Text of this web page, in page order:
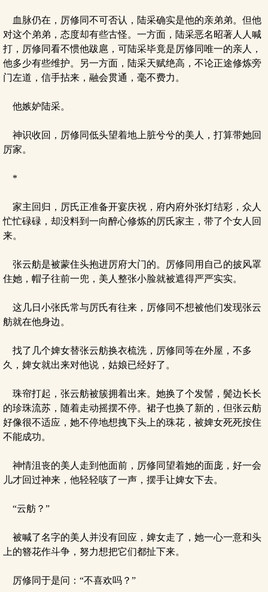
血脉仍在，厉修同不可否认，陆采确实是他的亲弟弟。但他
对这个弟弟，态度却有些古怪。一方面，陆采恶名昭著人人喊
打，厉修同看不惯他跋扈，可陆采毕竟是厉修同唯一的亲人，
他多少有些维护。另一方面，陆采天赋绝高，不论正途修炼旁
门左道，信手拈来，融会贯通，毫不费力。
他嫉妒陆采。
神识收回，厉修同低头望着地上脏兮兮的美人，打算带她回
厉家。
*
家主回归，厉氏正准备开宴庆祝，府内府外张灯结彩，众人
忙忙碌碌，却没料到一向醉心修炼的厉氏家主，带了个女人回
来。
张云舫是被蒙住头抱进厉府大门的。厉修同用自己的披风罩
住她，帽子往前一兜，美人整张小脸就被遮得严严实实。
这几日小张氏常与厉氏有往来，厉修同不想被他们发现张云
舫就在他身边。
找了几个婢女替张云舫换衣梳洗，厉修同等在外屋，不多
久，婢女就出来对他说，姑娘已经好了。
珠帘打起，张云舫被簇拥着出来。她换了个发髻，鬓边长长
的珍珠流苏，随着走动摇摆不停。裙子也换了新的，但张云舫
好像很不适应，她不停地想拽下头上的珠花，被婢女死死按住
不能成功。
神情沮丧的美人走到他面前，厉修同望着她的面庞，好一会
儿才回过神来，他轻轻咳了一声，摆手让婢女下去。
“云舫？”
被喊了名字的美人并没有回应，婢女走了，她一心一意和头
上的簪花作斗争，努力想把它们都扯下来。
厉修同于是问：“不喜欢吗？”